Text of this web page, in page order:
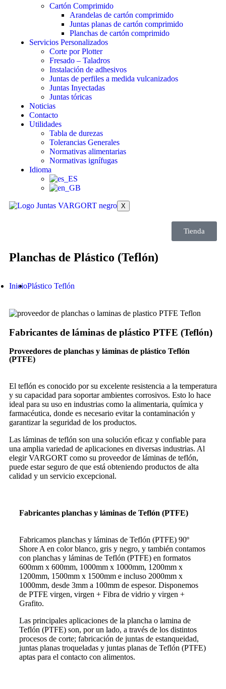
Cartón Comprimido
Arandelas de cartón comprimido
Juntas planas de cartón comprimido
Planchas de cartón comprimido
Servicios Personalizados
Corte por Plotter
Fresado – Taladros
Instalación de adhesivos
Juntas de perfiles a medida vulcanizados
Juntas Inyectadas
Juntas tóricas
Noticias
Contacto
Utilidades
Tabla de durezas
Tolerancias Generales
Normativas alimentarias
Normativas ignífugas
Idioma
X
Tienda
Planchas de Plástico (Teflón)
InicioPlástico Teflón
Fabricantes de láminas de plástico PTFE (Teflón)
Proveedores de planchas y láminas de plástico Teflón
(PTFE)
El teflón es conocido por su excelente resistencia a la temperatura
y su capacidad para soportar ambientes corrosivos. Esto lo hace
ideal para su uso en industrias como la alimentaria, química y
farmacéutica, donde es necesario evitar la contaminación y
garantizar la seguridad de los productos.
Las láminas de teflón son una solución eficaz y confiable para
una amplia variedad de aplicaciones en diversas industrias. Al
elegir VARGORT como su proveedor de láminas de teflón,
puede estar seguro de que está obteniendo productos de alta
calidad y un servicio excepcional.
Fabricantes planchas y láminas de Teflón (PTFE)
Fabricamos planchas y láminas de Teflón (PTFE) 90º
Shore A en color blanco, gris y negro, y también contamos
con planchas y láminas de Teflón (PTFE) en formatos
600mm x 600mm, 1000mm x 1000mm, 1200mm x
1200mm, 1500mm x 1500mm e incluso 2000mm x
1000mm, desde 3mm a 100mm de espesor. Disponemos
de PTFE virgen, virgen + Fibra de vidrio y virgen +
Grafito.
Las principales aplicaciones de la plancha o lamina de
Teflón (PTFE) son, por un lado, a través de los distintos
procesos de corte; fabricación de juntas de estanqueidad,
juntas planas troqueladas y juntas planas de Teflón (PTFE)
aptas para el contacto con alimentos.